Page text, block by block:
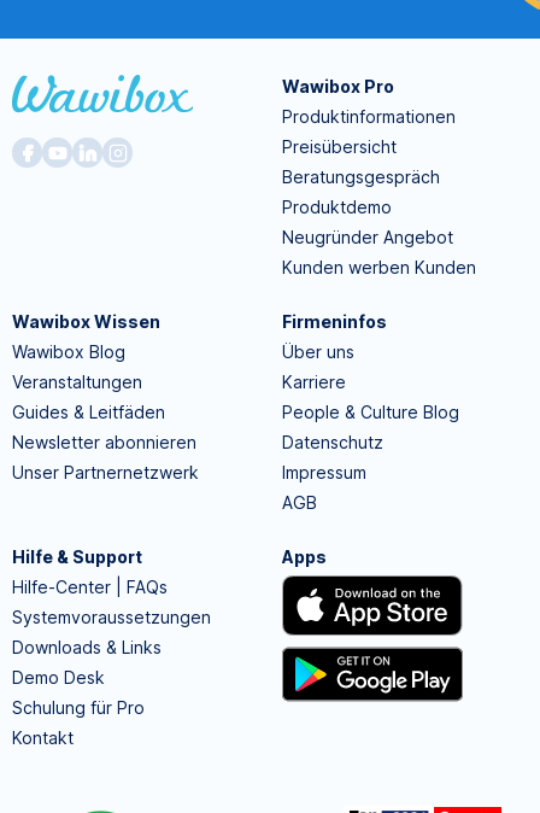
Wawibox Pro
Produktinformationen
Preisübersicht
Beratungsgespräch
Produktdemo
Neugründer Angebot
Kunden werben Kunden
Wawibox Wissen
Wawibox Blog
Veranstaltungen
Guides & Leitfäden
Newsletter abonnieren
Unser Partnernetzwerk
Firmeninfos
Über uns
Karriere
People & Culture Blog
Datenschutz
Impressum
AGB
Hilfe & Support
Hilfe-Center | FAQs
Systemvoraussetzungen
Downloads & Links
Demo Desk
Schulung für Pro
Kontakt
Apps